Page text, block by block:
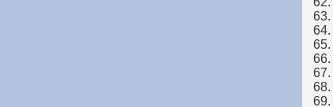
63.
64.
65.
66.
67.
68.
69.